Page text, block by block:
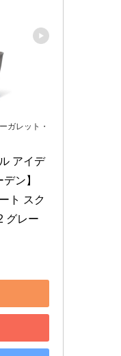
ガレット・
アイデ
ン】
ト スク
グレー